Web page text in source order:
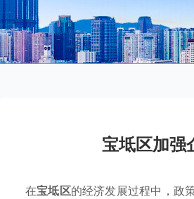
宝坻区加强
在宝坻区的经济发展过程中，政